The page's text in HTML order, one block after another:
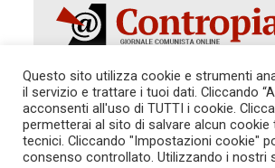
Autorizzazione del Tribunale di Roma 286 del
dicembre 2014. Direttore Responsabile: Sergio
Cararo. Indirizzo: V.Casalbruciato 27- sc. B -
Roma -
Tel. 06.640.122.19 -
Questo sito utilizza cookie e strumenti
il servizio e trattare i tuoi dati. Cliccando
acconsenti all'uso di TUTTI i cookie.
permetterai al sito di salvare alcun cookie
tecnici. Cliccando "Impostazioni cookie"
consenso controllato. Utilizzando i nostri